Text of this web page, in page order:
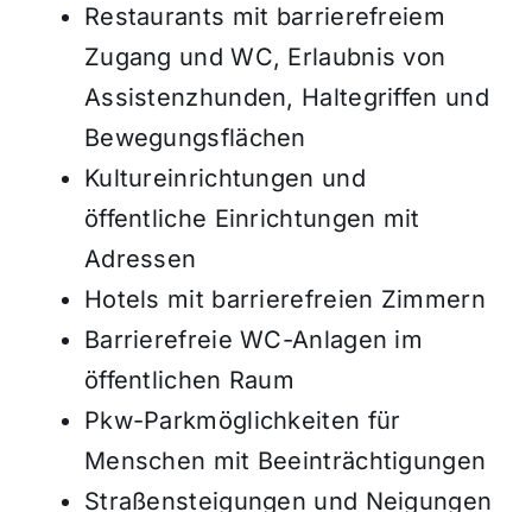
Restaurants mit barrierefreiem
Zugang und WC, Erlaubnis von
Assistenzhunden, Haltegriffen und
Bewegungsflächen
Kultureinrichtungen und
öffentliche Einrichtungen mit
Adressen
Hotels mit barrierefreien Zimmern
Barrierefreie WC-Anlagen im
öffentlichen Raum
Pkw-Parkmöglichkeiten für
Menschen mit Beeinträchtigungen
Straßensteigungen und Neigungen